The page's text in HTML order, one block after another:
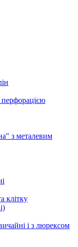
перфорацією
з металевим
клітку
і з люрексом